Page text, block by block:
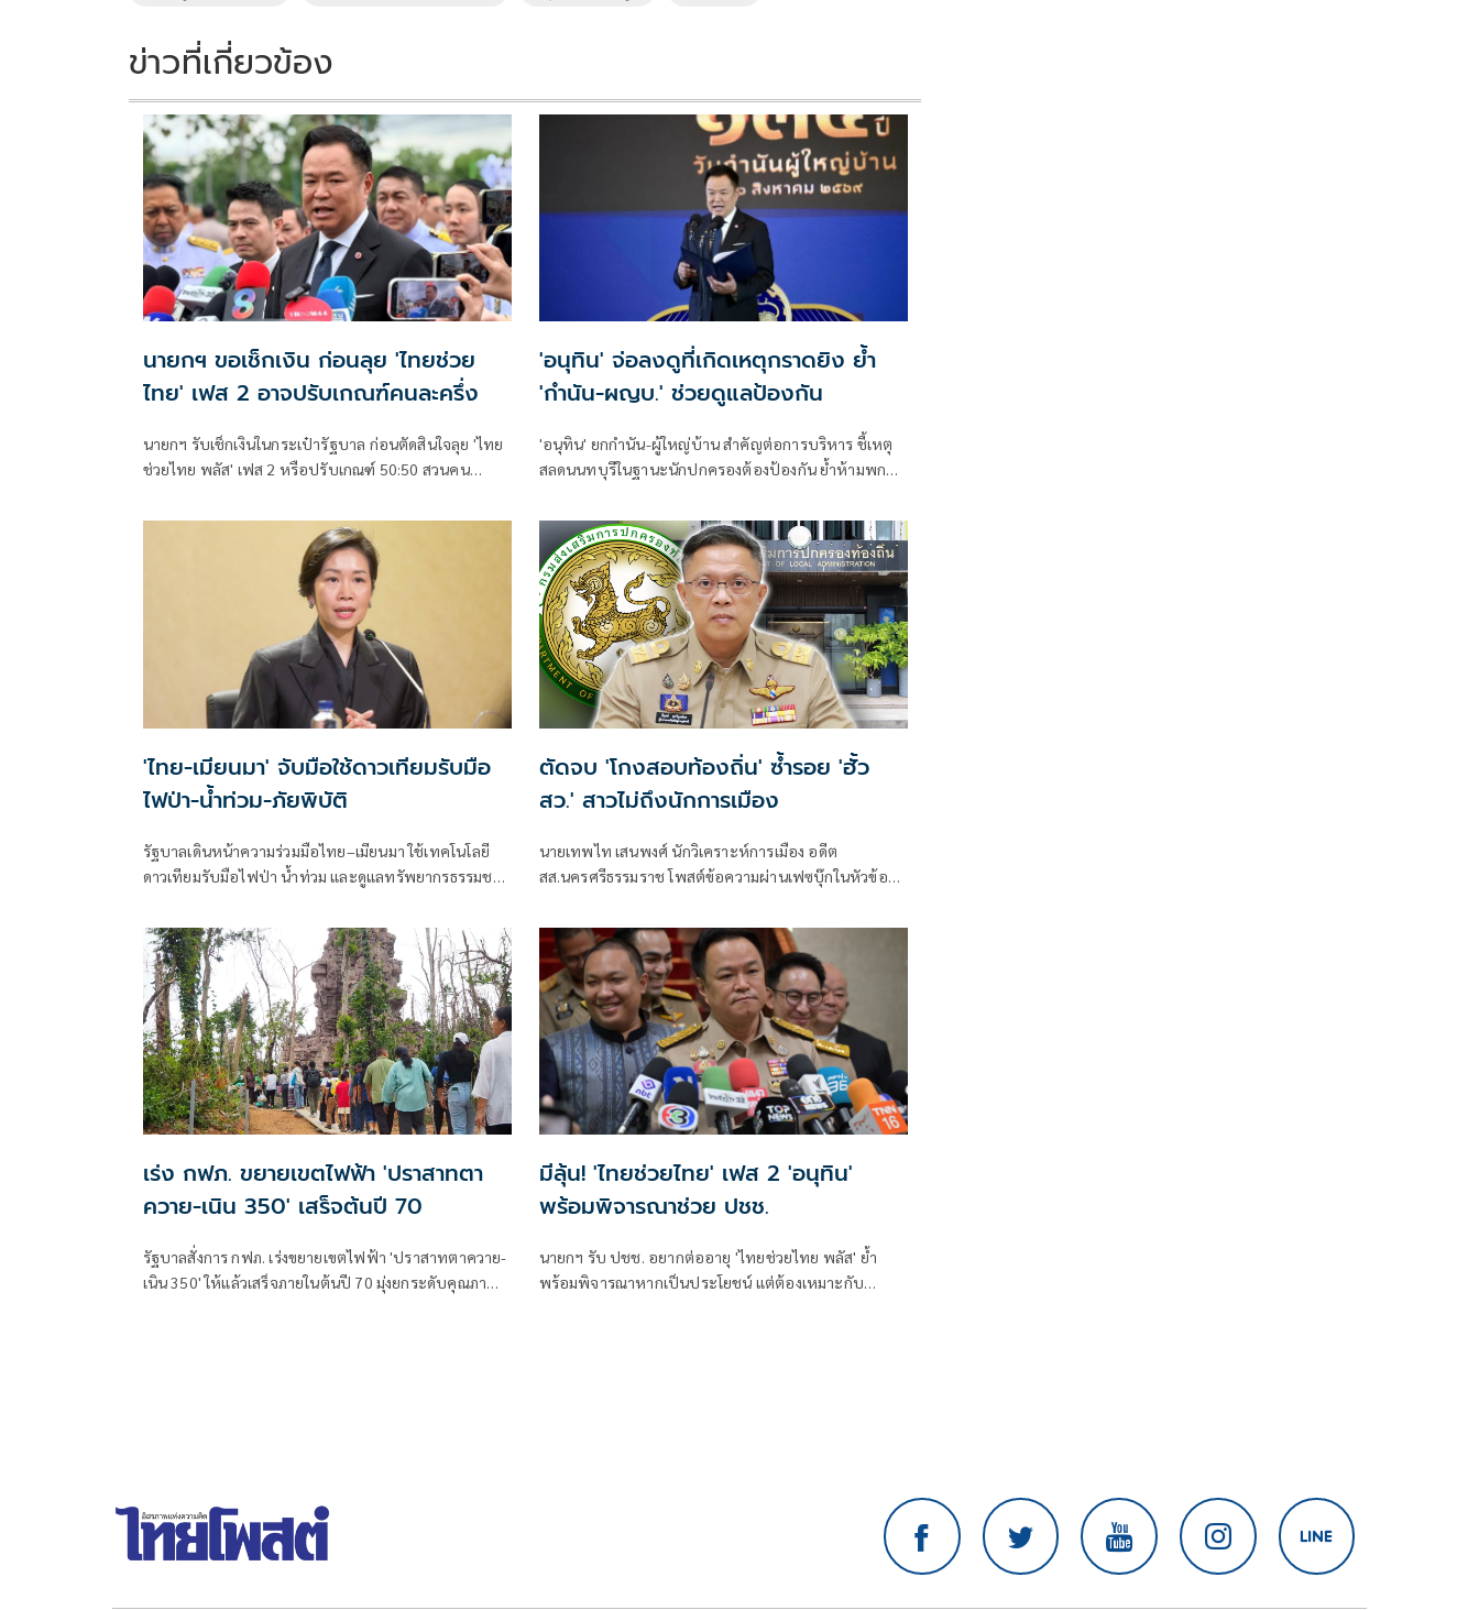
ข่าวที่เกี่ยวข้อง
นายกฯ ขอเช็กเงิน ก่อนลุย 'ไทยช่วย
ไทย' เฟส 2 อาจปรับเกณฑ์คนละครึ่ง
นายกฯ รับเช็กเงินในกระเป๋ารัฐบาล ก่อนตัดสินใจลุย 'ไทย
ช่วยไทย พลัส' เฟส 2 หรือปรับเกณฑ์ 50:50 สวนคน
ยันสถานะคลังยังแข็งแรง
'อนุทิน' จ่อลงดูที่เกิดเหตุกราดยิง ย้ำ
'กำนัน-ผญบ.' ช่วยดูแลป้องกัน
'อนุทิน' ยกกำนัน-ผู้ใหญ่บ้าน สำคัญต่อการบริหาร ชี้เหตุ
สลดนนทบุรีในฐานะนักปกครองต้องป้องกัน ย้ำห้ามพกปืน
เตรียมรุดลงดูที่เกิดเหตุ
'ไทย-เมียนมา' จับมือใช้ดาวเทียมรับมือ
ไฟป่า-น้ำท่วม-ภัยพิบัติ
รัฐบาลเดินหน้าความร่วมมือไทย–เมียนมา ใช้เทคโนโลยี
ดาวเทียมรับมือไฟป่า น้ำท่วม และดูแลทรัพยากรธรรมชาติ
กัน
ตัดจบ 'โกงสอบท้องถิ่น' ซ้ำรอย 'ฮั้ว
สว.' สาวไม่ถึงนักการเมือง
นายเทพไท เสนพงศ์ นักวิเคราะห์การเมือง อดีต
สส.นครศรีธรรมราช โพสต์ข้อความผ่านเฟซบุ๊กในหัวข้อ
ว่า
เร่ง กฟภ. ขยายเขตไฟฟ้า 'ปราสาทตา
ควาย-เนิน 350' เสร็จต้นปี 70
รัฐบาลสั่งการ กฟภ. เร่งขยายเขตไฟฟ้า 'ปราสาทตาควาย-
เนิน 350' ให้แล้วเสร็จภายในต้นปี 70 มุ่งยกระดับคุณภาพ
มีลุ้น! 'ไทยช่วยไทย' เฟส 2 'อนุทิน'
พร้อมพิจารณาช่วย ปชช.
นายกฯ รับ ปชช. อยากต่ออายุ 'ไทยช่วยไทย พลัส' ย้ำ
พร้อมพิจารณาหากเป็นประโยชน์ แต่ต้องเหมาะกับ